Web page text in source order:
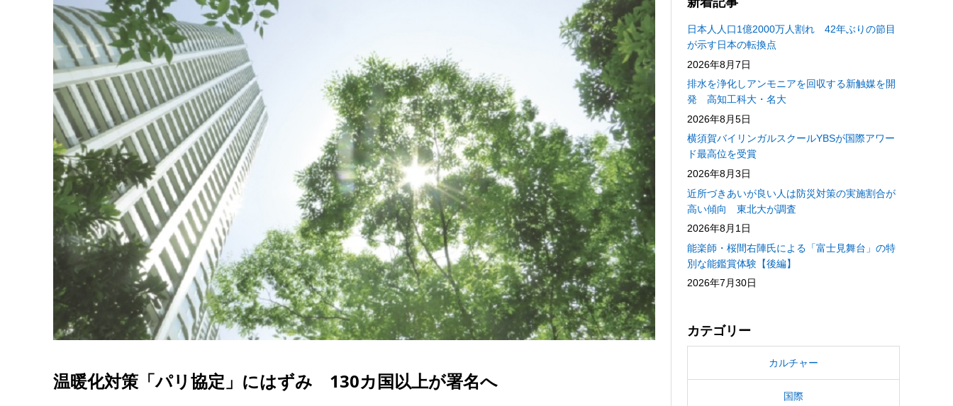
温暖化対策「パリ協定」にはずみ 130カ国以上が署名へ
日本人人口1億2000万人割れ 42年ぶりの節目
が示す日本の転換点
2026年8月7日
排水を浄化しアンモニアを回収する新触媒を開
発 高知工科大・名大
2026年8月5日
横須賀バイリンガルスクールYBSが国際アワー
ド最高位を受賞
2026年8月3日
近所づきあいが良い人は防災対策の実施割合が
高い傾向 東北大が調査
2026年8月1日
能楽師・桜間右陣氏による「富士見舞台」の特
別な能鑑賞体験【後編】
2026年7月30日
カテゴリー
カルチャー
国際